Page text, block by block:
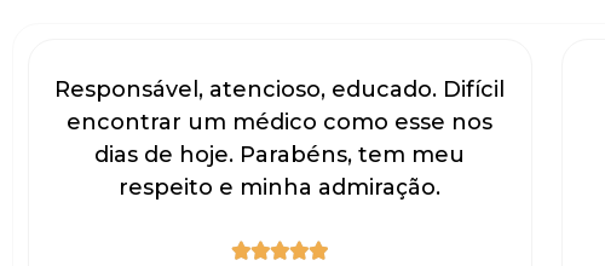
Responsável, atencioso, educado. Difícil
encontrar um médico como esse nos
dias de hoje. Parabéns, tem meu
respeito e minha admiração.
